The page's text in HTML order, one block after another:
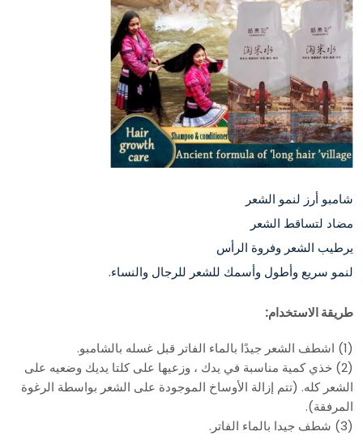
شامبو أرز لنمو الشعر
مضاد لتساقط الشعر
يرطيب الشعر وفروة الرأس
لنمو سريع وأطول وأسمك للشعر للرجال والنساء.
طريقة الاستخدام:
(1) اشطف الشعر جيدًا بالماء الفاتر قبل غسله بالشامبو.
(2) خذي كمية مناسبة في يدك ، وزعيها على كلتا يديك وضعيه على
الشعر كله. (تتم إزالة الأوساخ الموجودة على الشعر بواسطة الرغوة
المرفقة).
(3) شطف جيدا بالماء الفاتر.